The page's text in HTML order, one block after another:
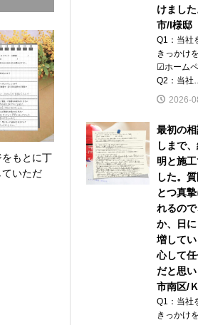
もとに丁
いただ
けまし
市/I様邸
Q1：当社
きっかけ
☑ホーム
Q2：当社
2026-
最初の
しまで
明と施
した。
とつ真
れるの
か、日
増して
心して
だと思
市南区/
Q1：当社
きっかけ